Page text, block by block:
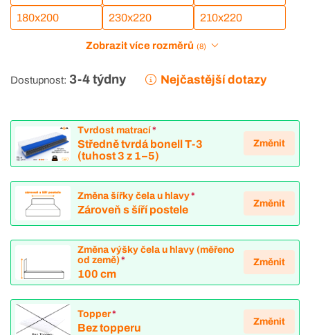
180x200 230x220 210x220
Zobrazit více rozměrů (8)
Dostupnost: 3-4 týdny Nejčastější dotazy
Tvrdost matrací*
Středně tvrdá bonell T-3
(tuhost 3 z 1–5)
Změnit
Změna šířky čela u hlavy*
Zároveň s šíří postele
Změnit
Změna výšky čela u hlavy (měřeno
od země)*
100 cm
Změnit
Topper*
Bez topperu
Změnit